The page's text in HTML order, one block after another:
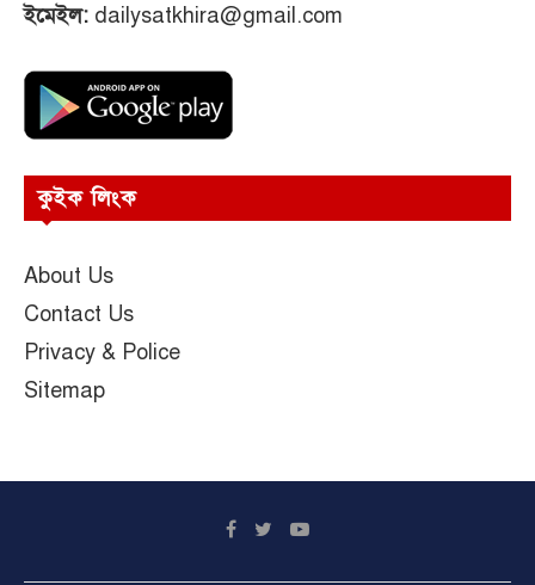
ইমেইল: dailysatkhira@gmail.com
কুইক লিংক
About Us
Contact Us
Privacy & Police
Sitemap